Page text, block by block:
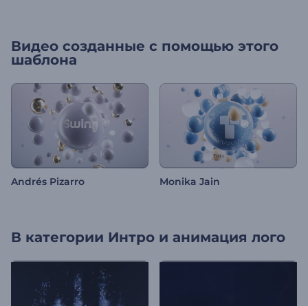
Видео созданные с помощью этого
шаблона
Andrés Pizarro Monika Jain
В категории Интро и анимация лого